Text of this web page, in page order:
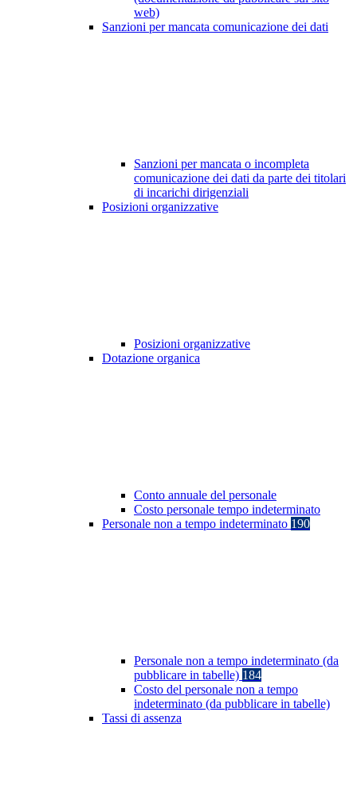
web)
Sanzioni per mancata comunicazione dei dati
Sanzioni per mancata o incompleta
comunicazione dei dati da parte dei titolari
di incarichi dirigenziali
Posizioni organizzative
Posizioni organizzative
Dotazione organica
Conto annuale del personale
Costo personale tempo indeterminato
Personale non a tempo indeterminato 190
Personale non a tempo indeterminato (da
pubblicare in tabelle) 184
Costo del personale non a tempo
indeterminato (da pubblicare in tabelle)
Tassi di assenza